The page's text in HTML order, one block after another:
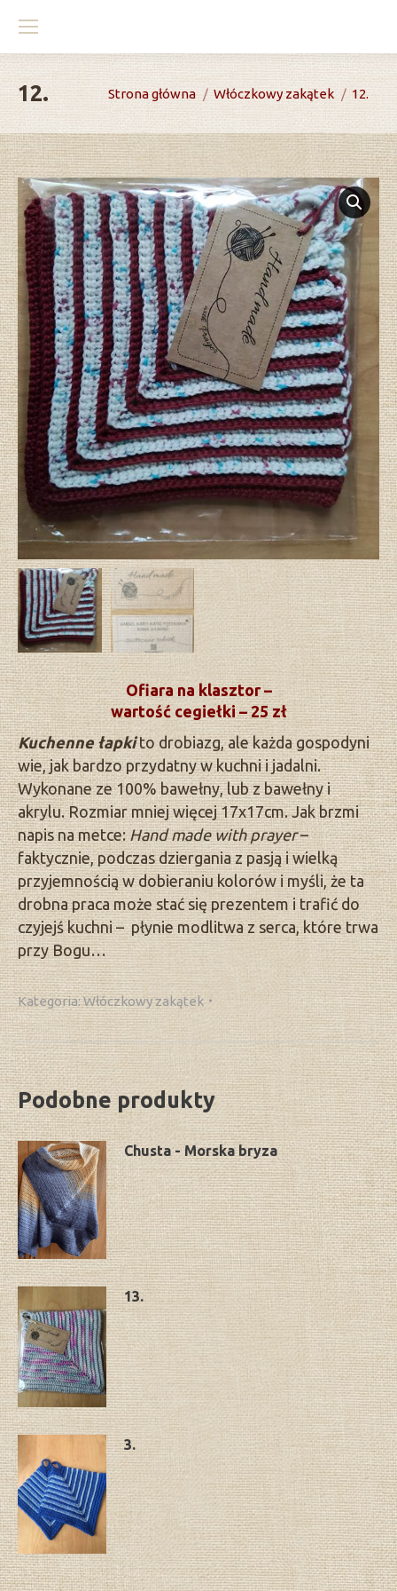
12. You are here:
Strona główna Włóczkowy zakątek 12.
Ofiara na klasztor –
wartość cegiełki – 25 zł
Kuchenne łapkito drobiazg, ale każda gospodyni
wie, jak bardzo przydatny w kuchni i jadalni.
Wykonane ze 100% bawełny, lub z bawełny i
akrylu. Rozmiar mniej więcej 17x17cm. Jak brzmi
napis na metce: Hand made with prayer–
faktycznie, podczas dziergania z pasją i wielką
przyjemnością w dobieraniu kolorów i myśli, że ta
drobna praca może stać się prezentem i trafić do
czyjejś kuchni – płynie modlitwa z serca, które trwa
przy Bogu…
Kategoria:Włóczkowy zakątek
Podobne produkty
Chusta - Morska bryza
13.
3.